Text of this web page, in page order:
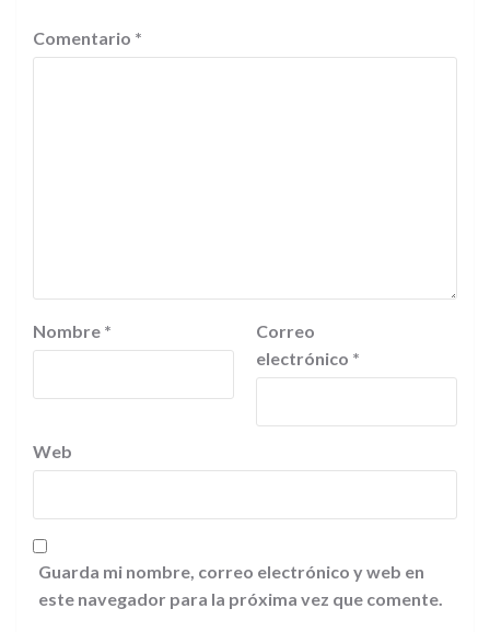
Comentario *
Nombre *
Correo
electrónico *
Web
Guarda mi nombre, correo electrónico y web en
este navegador para la próxima vez que comente.